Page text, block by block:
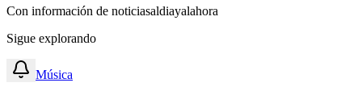
Con información de noticiasaldiayalahora
Sigue explorando
Música